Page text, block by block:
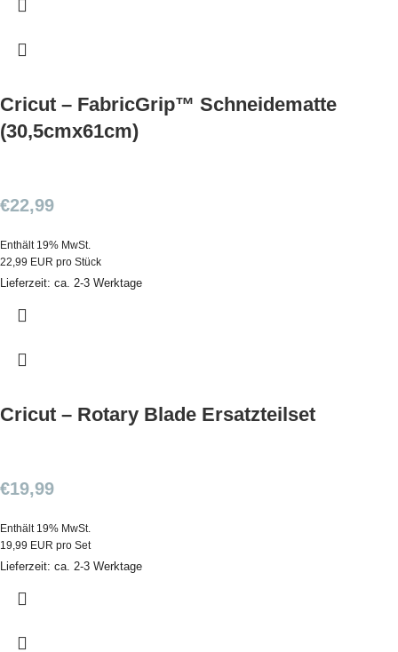
Cricut – FabricGrip™ Schneidematte
(30,5cmx61cm)
€22,99
Enthält 19% MwSt.
22,99 EUR pro Stück
Lieferzeit: ca. 2-3 Werktage
Cricut – Rotary Blade Ersatzteilset
€19,99
Enthält 19% MwSt.
19,99 EUR pro Set
Lieferzeit: ca. 2-3 Werktage